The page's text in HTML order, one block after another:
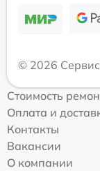
© 2026
Стоимость
Оплата и
Контакты
Вакансии
О компании